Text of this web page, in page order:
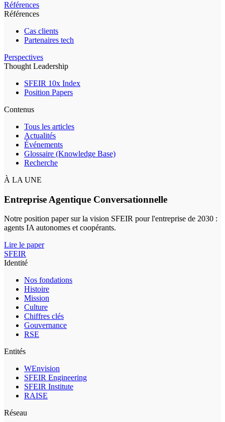
Références
Références
Cas clients
Partenaires tech
Perspectives
Thought Leadership
SFEIR 10x Index
Position Papers
Contenus
Tous les articles
Actualités
Événements
Glossaire (Knowledge Base)
Recherche
À LA UNE
Entreprise Agentique Conversationnelle
Notre position paper sur la vision SFEIR pour l'entreprise de 2030 :
agents IA autonomes et coopérants.
Lire le paper
SFEIR
Identité
Nos fondations
Histoire
Mission
Culture
Chiffres clés
Gouvernance
RSE
Entités
WEnvision
SFEIR Engineering
SFEIR Institute
RAISE
Réseau